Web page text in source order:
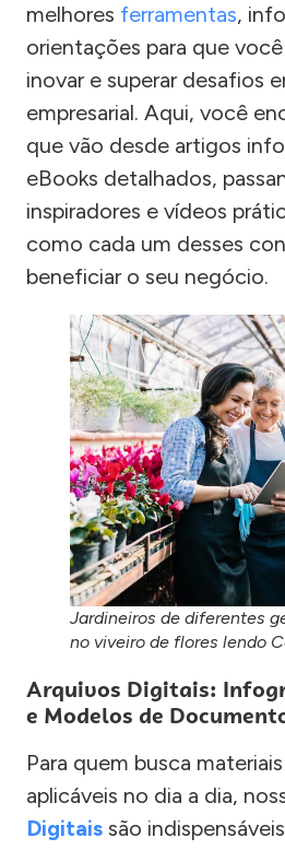
melhores ferramentas,
orientações para que
inovar e superar desafios
empresarial. Aqui, você
que vão desde artigos
eBooks detalhados,
inspiradores e vídeos
como cada um desses
beneficiar o seu negócio.
Jardineiros de diferentes
no viveiro de flores lendo
Arquivos Digitais:
e Modelos de
Para quem busca
aplicáveis no dia a dia,
Digitais são